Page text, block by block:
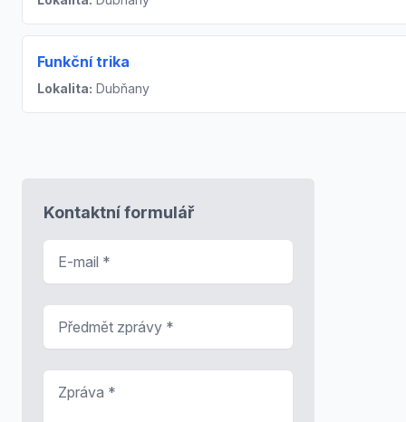
Funkční trika
Lokalita: Dubňany
Kontaktní formulář